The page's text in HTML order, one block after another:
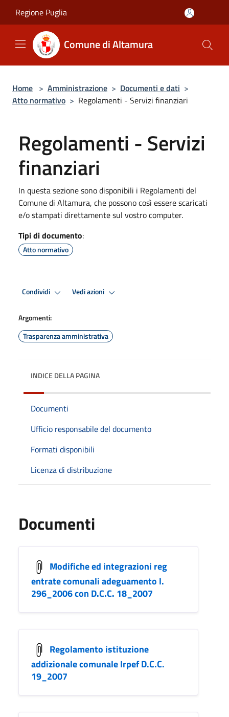
Regione Puglia
Comune di Altamura
Home > Amministrazione > Documenti e dati >
Atto normativo > Regolamenti - Servizi finanziari
Regolamenti - Servizi
finanziari
In questa sezione sono disponibili i Regolamenti del
Comune di Altamura, che possono così essere scaricati
e/o stampati direttamente sul vostro computer.
Tipi di documento:
Atto normativo
Condividi Vedi azioni
Argomenti:
Trasparenza amministrativa
INDICE DELLA PAGINA
Documenti
Ufficio responsabile del documento
Formati disponibili
Licenza di distribuzione
Documenti
Modifiche ed integrazioni reg
entrate comunali adeguamento l.
296_2006 con D.C.C. 18_2007
Regolamento istituzione
addizionale comunale Irpef D.C.C.
19_2007